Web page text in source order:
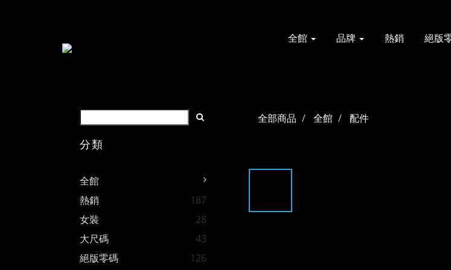
全館 品牌 熱銷 絕版
分類
全館
熱銷
187
女裝
28
大尺碼
43
絕版零碼
126
全部商品 全館 配件